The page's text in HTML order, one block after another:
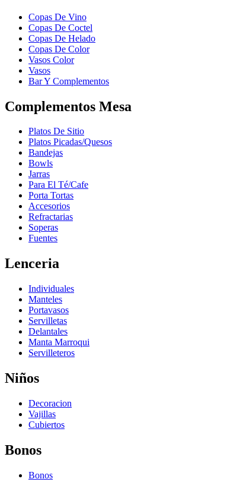
Copas De Vino
Copas De Coctel
Copas De Helado
Copas De Color
Vasos Color
Vasos
Bar Y Complementos
Complementos Mesa
Platos De Sitio
Platos Picadas/Quesos
Bandejas
Bowls
Jarras
Para El Té/Cafe
Porta Tortas
Accesorios
Refractarias
Soperas
Fuentes
Lenceria
Individuales
Manteles
Portavasos
Servilletas
Delantales
Manta Marroqui
Servilleteros
Niños
Decoracion
Vajillas
Cubiertos
Bonos
Bonos